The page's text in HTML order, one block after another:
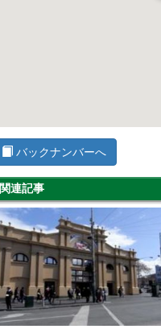
バックナンバーへ
関連記事